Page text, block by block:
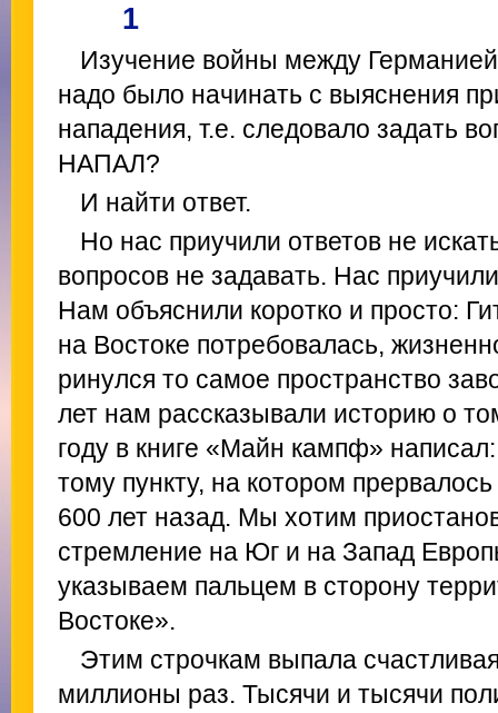
1
Изучение войны между
надо было начинать с выяснения
нападения, т.е. следовало задать
НАПАЛ?
И найти ответ.
Но нас приучили ответов не
вопросов не задавать. Нас
Нам объяснили коротко и просто:
на Востоке потребовалась,
ринулся то самое пространство
лет нам рассказывали историю о
году в книге «Майн кампф»
тому пункту, на котором
600 лет назад. Мы хотим
стремление на Юг и на Запад
указываем пальцем в сторону
Востоке».
Этим строчкам выпала
миллионы раз. Тысячи и тысячи